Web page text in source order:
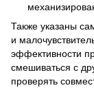
Также указаны
и
эффективности
смешиваться с
проверять